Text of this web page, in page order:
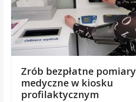
Zrób bezpłatne pomiary
medyczne w kiosku
profilaktycznym